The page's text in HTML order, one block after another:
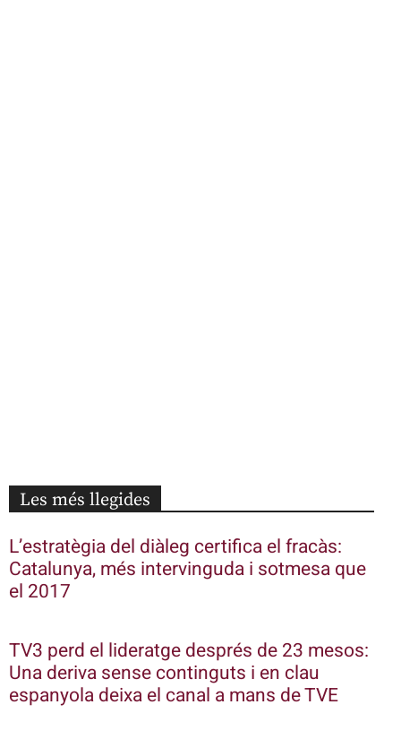
Les més llegides
L’estratègia del diàleg certifica el fracàs:
Catalunya, més intervinguda i sotmesa que
el 2017
TV3 perd el lideratge després de 23 mesos:
Una deriva sense continguts i en clau
espanyola deixa el canal a mans de TVE